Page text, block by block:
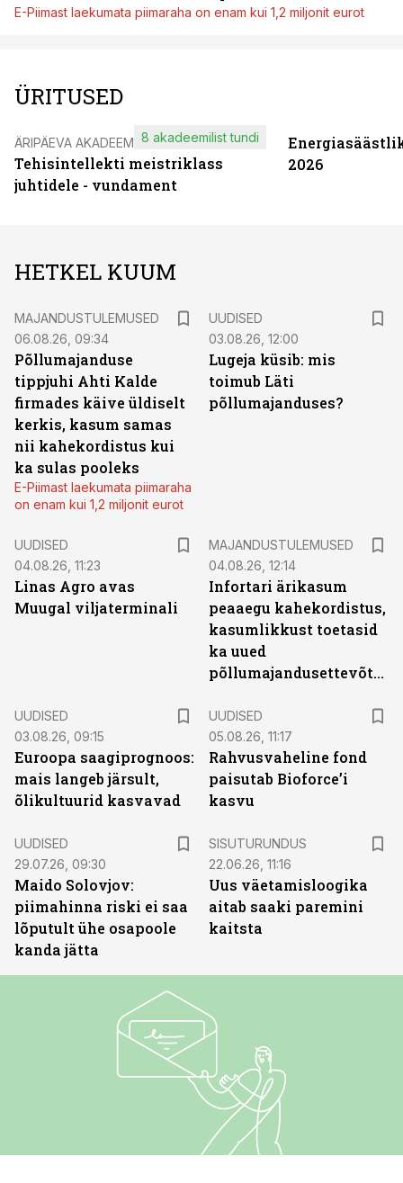
E-Piimast laekumata piimaraha on enam kui 1,2 miljonit eurot
ÜRITUSED
ÄRIPÄEVA AKADEEMIA
Tehisintellekti meistriklass
juhtidele - vundament
8 akadeemilist tundi
2026
HETKEL KUUM
MAJANDUSTULEMUSED
06.08.26, 09:34
Põllumajanduse
tippjuhi Ahti Kalde
firmades käive üldiselt
kerkis, kasum samas
nii kahekordistus kui
ka sulas pooleks
E-Piimast laekumata piimaraha
on enam kui 1,2 miljonit eurot
UUDISED
03.08.26, 12:00
Lugeja küsib: mis
toimub Läti
põllumajanduses?
UUDISED
04.08.26, 11:23
Linas Agro avas
Muugal viljaterminali
MAJANDUSTULEMUSED
04.08.26, 12:14
Infortari ärikasum
peaaegu kahekordistus,
kasumlikkust toetasid
ka uued
põllumajandusettevõtted
UUDISED
03.08.26, 09:15
Euroopa saagiprognoos:
mais langeb järsult,
õlikultuurid kasvavad
UUDISED
05.08.26, 11:17
Rahvusvaheline fond
paisutab Bioforce’i
kasvu
UUDISED
29.07.26, 09:30
Maido Solovjov:
piimahinna riski ei saa
lõputult ühe osapoole
kanda jätta
SISUTURUNDUS
22.06.26, 11:16
Uus väetamisloogika
aitab saaki paremini
kaitsta